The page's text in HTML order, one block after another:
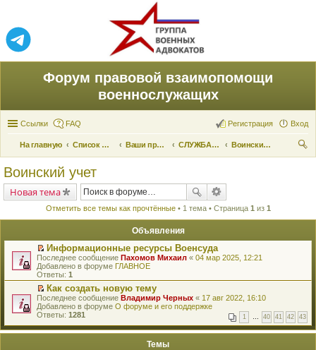
Форум правовой взаимопомощи
военнослужащих
Ссылки FAQ Вход
Регистрация
На главную Список форумов Ваши права и их реализация СЛУЖБА ПО ПРИЗЫВУ
Воинский учет
Воинский учет
Новая тема
Отметить все темы как прочтённые• 1 тема • Страница 1 из 1
Объявления
П
е
р
е
й
т
и
к
е
Информационные ресурсы Военсуда
Последнее сообщение Пахомов Михаил « 04 мар 2025, 12:21
Добавлено в форуме ГЛАВНОЕ
Ответы: 1
П
е
р
й
Как создать новую тему
Последнее сообщение Владимир Черных « 17 авг 2022, 16:10
Добавлено в форуме О форуме и его поддержке
Ответы: 1281 1 … 40 41 42 43
Темы